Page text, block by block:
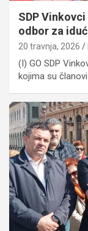
SDP
odbor za
20 travnja, 2026
(I) GO SDP
kojima su